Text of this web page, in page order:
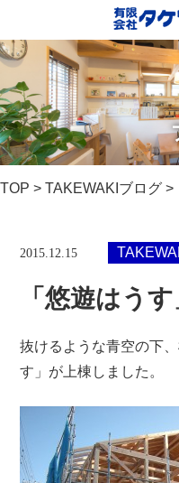
TOP > TAKEWAKIブログ >
2015.12.15
「悠遊はう
抜けるような青空の下
す」が上棟しました。